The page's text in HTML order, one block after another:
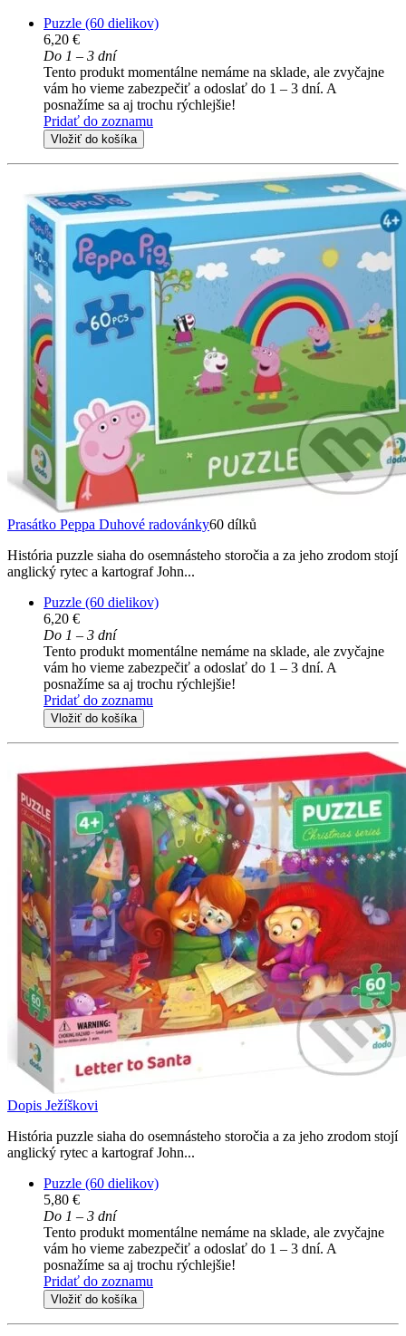
Puzzle (60 dielikov)
6,20 €
Do 1 – 3 dní
Tento produkt momentálne nemáme na sklade, ale zvyčajne
vám ho vieme zabezpečiť a odoslať do 1 – 3 dní. A
posnažíme sa aj trochu rýchlejšie!
Pridať do zoznamu
Vložiť do košíka
Prasátko Peppa Duhové radovánky60 dílků
História puzzle siaha do osemnásteho storočia a za jeho zrodom stojí
anglický rytec a kartograf John...
Puzzle (60 dielikov)
6,20 €
Do 1 – 3 dní
Tento produkt momentálne nemáme na sklade, ale zvyčajne
vám ho vieme zabezpečiť a odoslať do 1 – 3 dní. A
posnažíme sa aj trochu rýchlejšie!
Pridať do zoznamu
Vložiť do košíka
Dopis Ježíškovi
História puzzle siaha do osemnásteho storočia a za jeho zrodom stojí
anglický rytec a kartograf John...
Puzzle (60 dielikov)
5,80 €
Do 1 – 3 dní
Tento produkt momentálne nemáme na sklade, ale zvyčajne
vám ho vieme zabezpečiť a odoslať do 1 – 3 dní. A
posnažíme sa aj trochu rýchlejšie!
Pridať do zoznamu
Vložiť do košíka